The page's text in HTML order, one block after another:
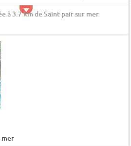
à 3.7 km de Saint pair sur mer
mer